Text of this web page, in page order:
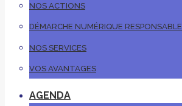
NOS ACTIONS
DÉMARCHE NUMÉRIQUE RESPONSABLE
NOS SERVICES
VOS AVANTAGES
AGENDA